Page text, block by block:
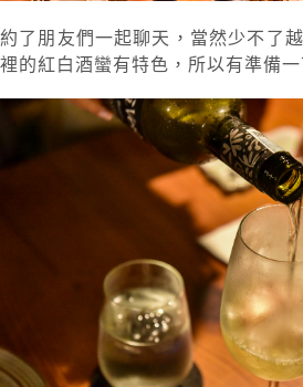
約了朋友們一起聊天，當然少不了
裡的紅白酒蠻有特色，所以有準備一